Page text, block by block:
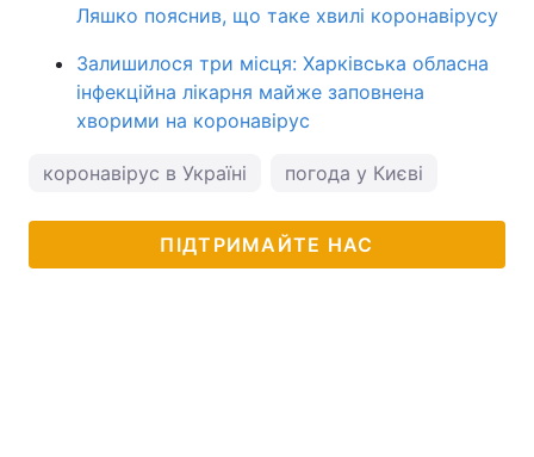
Ляшко пояснив, що таке хвилі коронавірусу
Залишилося три місця: Харківська обласна
інфекційна лікарня майже заповнена
хворими на коронавірус
коронавірус в Україні погода у Києві
ПІДТРИМАЙТЕ НАС